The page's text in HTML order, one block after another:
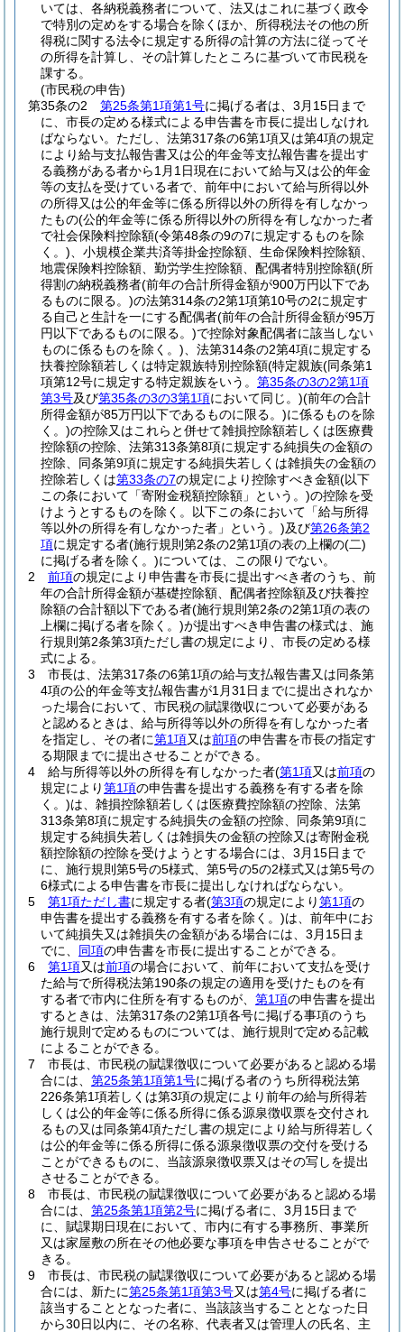
いては、各納税義務者について、法又はこれに基づく政令
で特別の定めをする場合を除くほか、所得税法その他の所
得税に関する法令に規定する所得の計算の方法に従ってそ
の所得を計算し、その計算したところに基づいて市民税を
課する。
(市民税の申告)
第35条の2
第25条第1項第1号に掲げる者は、3月15日まで
に、市長の定める様式による申告書を市長に提出しなけれ
ばならない。 ただし、法第317条の6第1項又は第4項の規定
により給与支払報告書又は公的年金等支払報告書を提出す
る義務がある者から1月1日現在において給与又は公的年金
等の支払を受けている者で、前年中において給与所得以外
の所得又は公的年金等に係る所得以外の所得を有しなかっ
たもの(公的年金等に係る所得以外の所得を有しなかった者
で社会保険料控除額(令第48条の9の7に規定するものを除
く。) 、小規模企業共済等掛金控除額、生命保険料控除額、
地震保険料控除額、勤労学生控除額、配偶者特別控除額(所
得割の納税義務者(前年の合計所得金額が900万円以下であ
るものに限る。)の法第314条の2第1項第10号の2に規定す
る自己と生計を一にする配偶者(前年の合計所得金額が95万
円以下であるものに限る。)で控除対象配偶者に該当しない
ものに係るものを除く。) 、法第314条の2第4項に規定する
扶養控除額若しくは特定親族特別控除額(特定親族(同条第1
項第12号に規定する特定親族をいう。 第35条の3の2第1項
第3号及び第35条の3の3第1項において同じ。)(前年の合計
所得金額が85万円以下であるものに限る。)に係るものを除
く。)の控除又はこれらと併せて雑損控除額若しくは医療費
控除額の控除、法第313条第8項に規定する純損失の金額の
控除、同条第9項に規定する純損失若しくは雑損失の金額の
控除若しくは第33条の7の規定により控除すべき金額(以下
この条において「寄附金税額控除額」という。)の控除を受
けようとするものを除く。以下この条において「給与所得
等以外の所得を有しなかった者」という。)及び第26条第2
項に規定する者(施行規則第2条の2第1項の表の上欄の(二)
に掲げる者を除く。)については、この限りでない。
2
前項の規定により申告書を市長に提出すべき者のうち、前
年の合計所得金額が基礎控除額、配偶者控除額及び扶養控
除額の合計額以下である者(施行規則第2条の2第1項の表の
上欄に掲げる者を除く。)が提出すべき申告書の様式は、施
行規則第2条第3項ただし書の規定により、市長の定める様
式による。
3
市長は、法第317条の6第1項の給与支払報告書又は同条第
4項の公的年金等支払報告書が1月31日までに提出されなか
った場合において、市民税の賦課徴収について必要がある
と認めるときは、給与所得等以外の所得を有しなかった者
を指定し、その者に第1項又は前項の申告書を市長の指定す
る期限までに提出させることができる。
4
給与所得等以外の所得を有しなかった者(第1項又は前項の
規定により第1項の申告書を提出する義務を有する者を除
く。)は、雑損控除額若しくは医療費控除額の控除、法第
313条第8項に規定する純損失の金額の控除、同条第9項に
規定する純損失若しくは雑損失の金額の控除又は寄附金税
額控除額の控除を受けようとする場合には、3月15日まで
に、施行規則第5号の5様式、第5号の5の2様式又は第5号の
6様式による申告書を市長に提出しなければならない。
5
第1項ただし書に規定する者(第3項の規定により第1項の
申告書を提出する義務を有する者を除く。)は、前年中にお
いて純損失又は雑損失の金額がある場合には、3月15日ま
でに、 同項の申告書を市長に提出することができる。
6
第1項又は前項の場合において、前年において支払を受け
た給与で所得税法第190条の規定の適用を受けたものを有
する者で市内に住所を有するものが、 第1項の申告書を提出
するときは、法第317条の2第1項各号に掲げる事項のうち
施行規則で定めるものについては、施行規則で定める記載
によることができる。
7
市長は、市民税の賦課徴収について必要があると認める場
合には、 第25条第1項第1号に掲げる者のうち所得税法第
226条第1項若しくは第3項の規定により前年の給与所得若
しくは公的年金等に係る所得に係る源泉徴収票を交付され
るもの又は同条第4項ただし書の規定により給与所得若しく
は公的年金等に係る所得に係る源泉徴収票の交付を受ける
ことができるものに、当該源泉徴収票又はその写しを提出
させることができる。
8
市長は、市民税の賦課徴収について必要があると認める場
合には、 第25条第1項第2号に掲げる者に、3月15日まで
に、賦課期日現在において、市内に有する事務所、事業所
又は家屋敷の所在その他必要な事項を申告させることがで
きる。
9
市長は、市民税の賦課徴収について必要があると認める場
合には、新たに第25条第1項第3号又は第4号に掲げる者に
該当することとなった者に、当該該当することとなった日
から30日以内に、その名称、代表者又は管理人の氏名、主